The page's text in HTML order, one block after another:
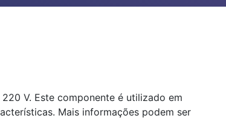
V. Este componente é utilizado em
Mais informações podem ser